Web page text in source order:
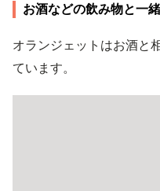
お酒などの飲み物と一
オランジェットはお酒と
ています。